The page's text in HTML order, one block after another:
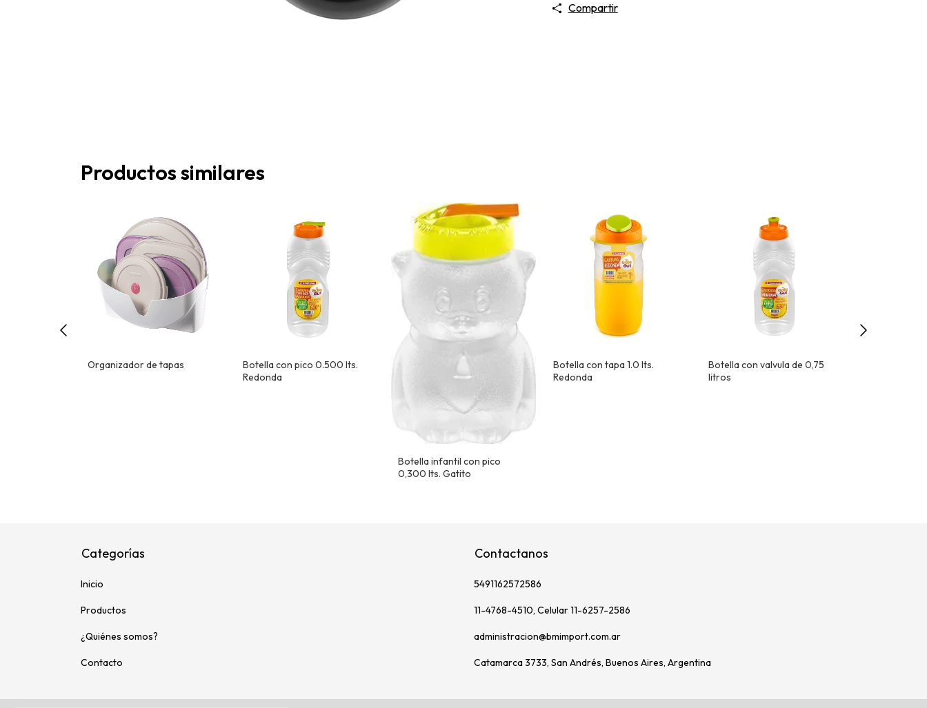
Compartir
Productos similares
Organizador de tapas
Botella con pico 0.500 lts.
Redonda
Botella infantil con pico
0,300 lts. Gatito
Botella con tapa 1.0 lts.
Redonda
Botella con valvula de 0,75
litros
Categorías
Inicio
Productos
¿Quiénes somos?
Contacto
Contactanos
5491162572586
11-4768-4510, Celular 11-6257-2586
administracion@bmimport.com.ar
Catamarca 3733, San Andrés, Buenos Aires, Argentina